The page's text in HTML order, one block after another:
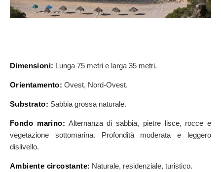
Dimensioni: Lunga 75 metri e larga 35 metri.
Orientamento: Ovest, Nord-Ovest.
Substrato: Sabbia grossa naturale.
Fondo marino: Alternanza di sabbia, pietre lisce, rocce e
vegetazione sottomarina. Profondità moderata e leggero
dislivello.
Ambiente circostante: Naturale, residenziale, turistico.